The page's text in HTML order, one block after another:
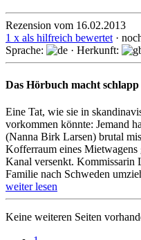
Rezension vom 16.02.2013
1 x als hilfreich bewertet·
Sprache:
· Herkunft:
Das Hörbuch macht schlapp
Eine Tat, wie sie in
vorkommen könnte: Jemand
(Nanna Birk Larsen) brutal
Kofferraum eines Mietwagens
Kanal versenkt. Kommissarin
Familie nach Schweden
weiter lesen
Keine weiteren Seiten